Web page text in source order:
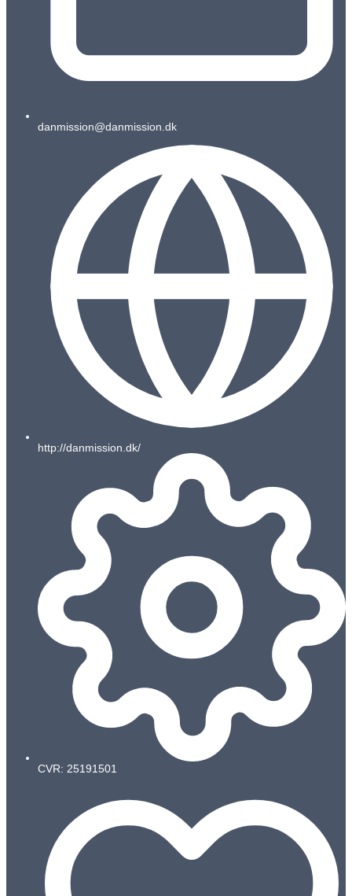
danmission@danmission.dk
http://danmission.dk/
CVR: 25191501